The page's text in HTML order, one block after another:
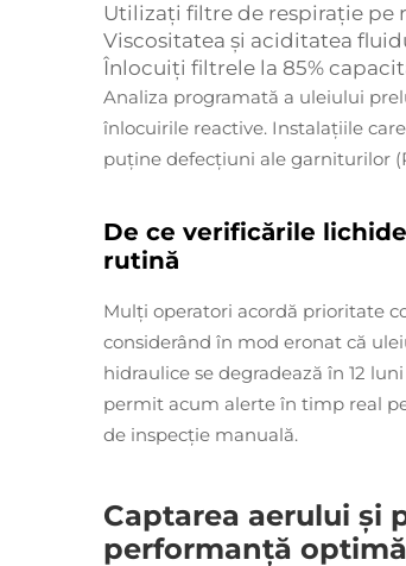
Utilizaţi filtre de respiraţie pe
Viscositatea și aciditatea
Înlocuiți filtrele la 85%
Analiza programată a uleiului
înlocuirile reactive. Instalațiile
puține defecțiuni ale garniturilor
De ce verificările
rutină
Mulți operatori acordă prioritate
considerând în mod eronat că
hidraulice se degradează în 12
permit acum alerte în timp real
de inspecție manuală.
Captarea aerului și
performanță optimă